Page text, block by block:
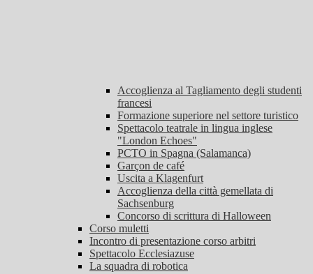
Accoglienza al Tagliamento degli studenti
francesi
Formazione superiore nel settore turistico
Spettacolo teatrale in lingua inglese
"London Echoes"
PCTO in Spagna (Salamanca)
Garçon de café
Uscita a Klagenfurt
Accoglienza della città gemellata di
Sachsenburg
Concorso di scrittura di Halloween
Corso muletti
Incontro di presentazione corso arbitri
Spettacolo Ecclesiazuse
La squadra di robotica